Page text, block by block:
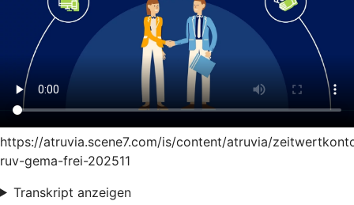
https://atruvia.scene7.com/is/content/atruvia/
ruv-gema-frei-202511
Transkript anzeigen